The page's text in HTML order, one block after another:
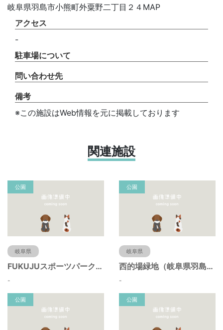
岐阜県羽島市小熊町外粟野二丁目２４MAP
アクセス
-
駐車場について
問い合わせ先
備考
※この施設はWeb情報を元に掲載しております
関連施設
公園
岐阜県
FUKUJUスポーツパーク（羽島市運動公園）（岐阜県羽島市）
-
公園
岐阜県
西的場緑地（岐阜県羽島市）
-
公園 公園